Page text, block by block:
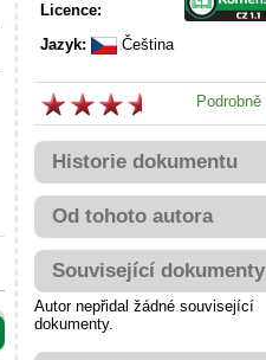
Licence:
Jazyk:
Čeština
Podrobně
Historie dokumentu
Od tohoto autora
Související dokumenty
Autor nepřidal žádné související
dokumenty.